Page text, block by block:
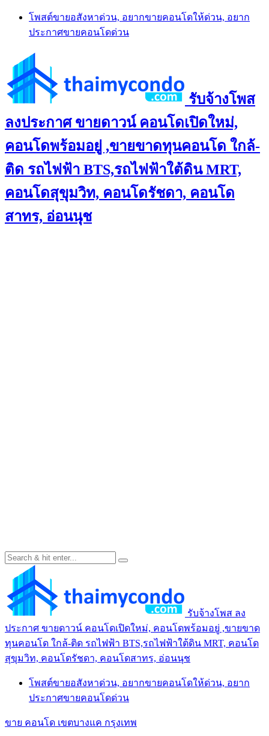
Skip
content
โพสต์ขายอสังหาด่วน, อยากขายคอนโดให้ด่วน, อยาก
ประกาศขายคอนโดด่วน
รับจ้างโพส
ลงประกาศ ขายดาวน์ คอนโดเปิดใหม่,
คอนโดพร้อมอยู่ ,ขายขาดทุนคอนโด ใกล้-
ติด รถไฟฟ้า BTS,รถไฟฟ้าใต้ดิน MRT,
คอนโดสุขุมวิท, คอนโดรัชดา, คอนโด
สาทร, อ่อนนุช
รับจ้างโพส ลง
ประกาศ ขายดาวน์ คอนโดเปิดใหม่, คอนโดพร้อมอยู่ ,ขายขาด
ทุนคอนโด ใกล้-ติด รถไฟฟ้า BTS,รถไฟฟ้าใต้ดิน MRT, คอนโด
สุขุมวิท, คอนโดรัชดา, คอนโดสาทร, อ่อนนุช
โพสต์ขายอสังหาด่วน, อยากขายคอนโดให้ด่วน, อยาก
ประกาศขายคอนโดด่วน
ขาย คอนโด เขตบางแค กรุงเทพ